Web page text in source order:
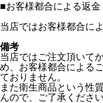
■お客様都合による返金
当店ではお客様都合に
備考
当店ではご注文頂いて
め、お客様都合による
ておりません。
また衛生商品という性
んので、ご了承ください